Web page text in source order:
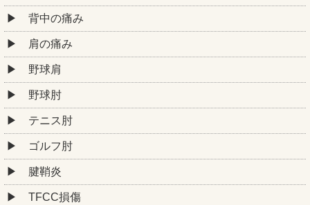
背中の痛み
肩の痛み
野球肩
野球肘
テニス肘
ゴルフ肘
腱鞘炎
TFCC損傷